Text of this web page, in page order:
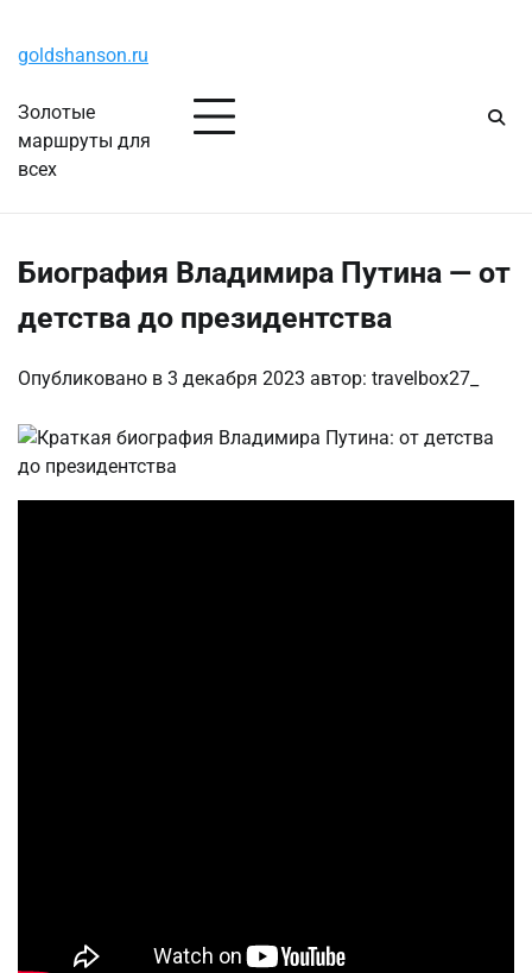
содержимому
goldshanson.ru
Золотые
маршруты для
всех
Биография Владимира Путина — от
детства до президентства
Опубликовано в 3 декабря 2023 автор: travelbox27_